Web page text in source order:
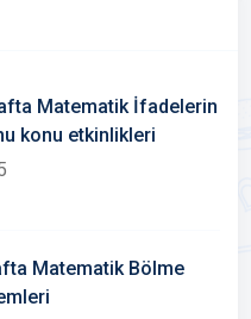
Matematik İfadelerin
konu etkinlikleri
Matematik Bölme